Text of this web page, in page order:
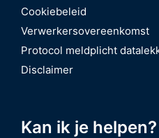
Cookiebeleid
Verwerkersovereenkomst
Protocol meldplicht
Disclaimer
Kan ik je helpen?